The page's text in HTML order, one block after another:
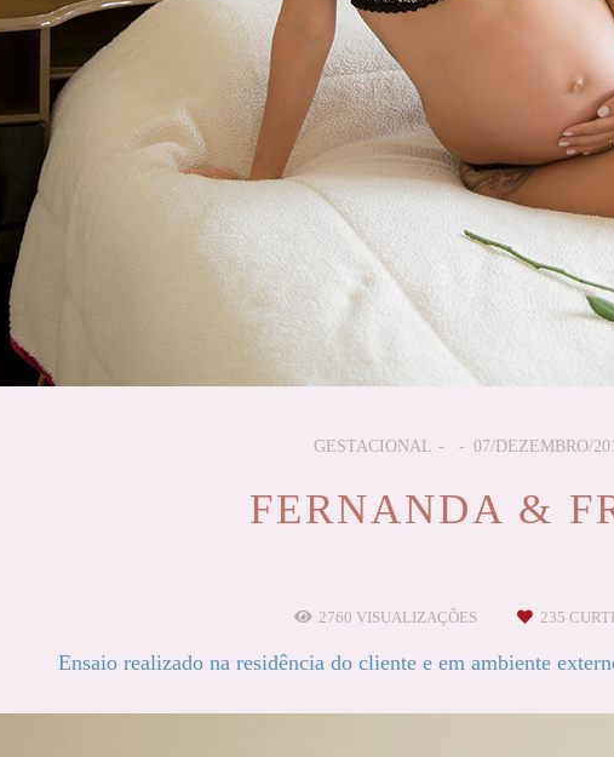
GESTACIONAL 07/DEZEMBRO/
FERNANDA &
2760 VISUALIZAÇÕES 235
Ensaio realizado na residência do cliente e em ambiente